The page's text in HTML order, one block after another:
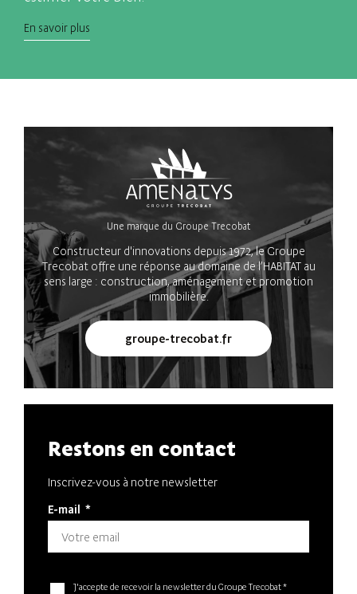
En savoir plus
Une marque du Groupe Trecobat
Constructeur d'innovations depuis 1972, le Groupe
Trecobat offre une réponse au domaine de l’HABITAT au
sens large : construction, aménagement et promotion
immobilière.
groupe-trecobat.fr
Restons en contact
Inscrivez-vous à notre newsletter
E-mail *
J'accepte de recevoir la newsletter du Groupe Trecobat *